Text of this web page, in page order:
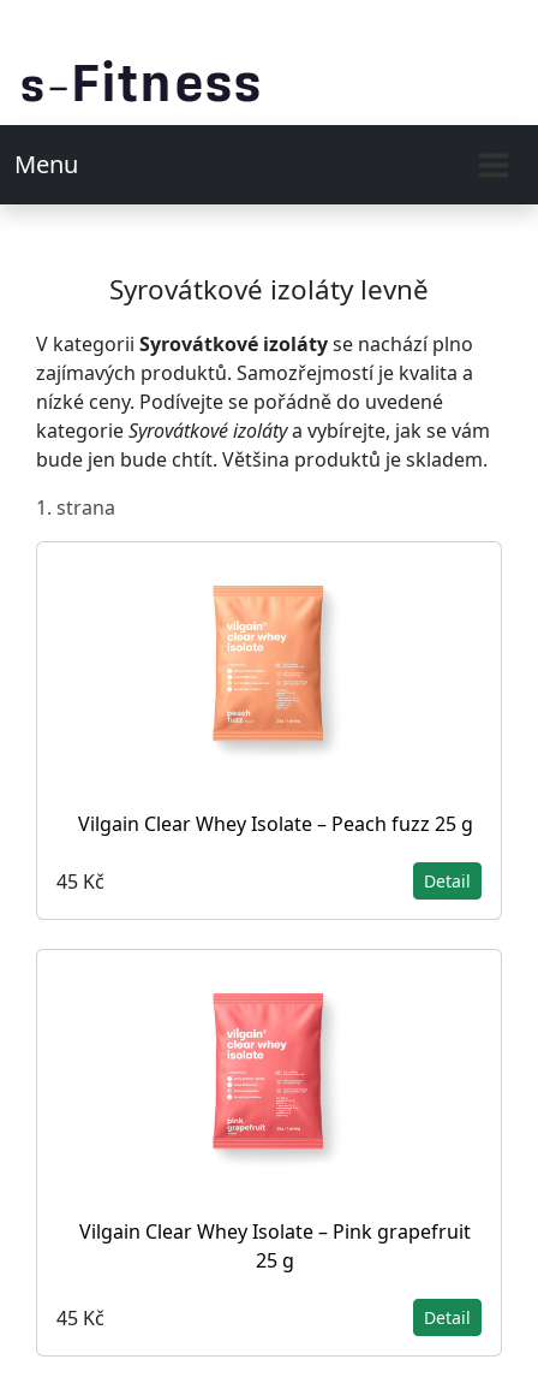
Menu
Syrovátkové izoláty levně
V kategorii Syrovátkové izolátyse nachází plno
zajímavých produktů. Samozřejmostí je kvalita a
nízké ceny. Podívejte se pořádně do uvedené
kategorieSyrovátkové izolátya vybírejte, jak se vám
bude jen bude chtít. Většina produktů je skladem.
1. strana
Vilgain Clear Whey Isolate – Peach fuzz 25 g
45 Kč Detail
Vilgain Clear Whey Isolate – Pink grapefruit
25 g
45 Kč Detail